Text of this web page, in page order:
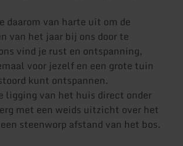
daarom van harte uit om de
van het jaar bij ons door te
vind je rust en ontspanning,
voor jezelf en een grote tuin
kunt ontspannen.
ligging van het huis direct onder
met een weids uitzicht over het
steenworp afstand van het bos.